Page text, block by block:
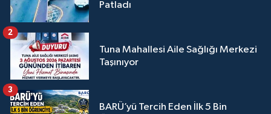
Patladı
Tuna Mahallesi Aile Sağlığı Merkezi
Taşınıyor
2
BARÜ’yü Tercih Eden İlk 5 Bin
3